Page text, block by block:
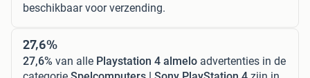
beschikbaar voor verzending.
27,6%
27,6% van alle Playstation 4 almelo advertenties in de